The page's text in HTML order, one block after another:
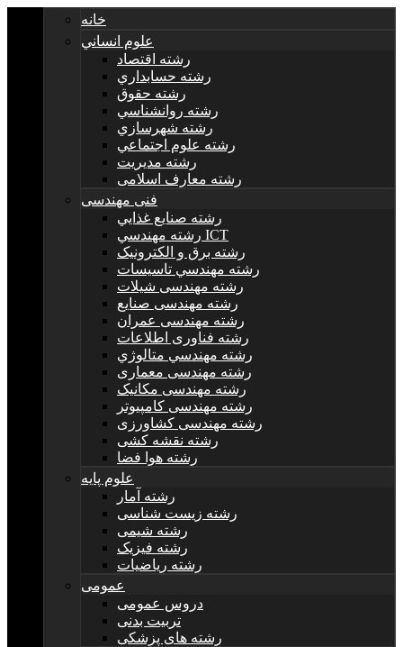
خانه
علوم انساني
رشته اقتصاد
رشته حسابداري
رشته حقوق
رشته روانشناسي
رشته شهرسازي
رشته علوم اجتماعي
رشته مديريت
رشته معارف اسلامی
فنی مهندسی
رشته صنايع غذايي
رشته مهندسي ICT
رشته برق و الکترونيک
رشته مهندسي تاسيسات
رشته مهندسی شیلات
رشته مهندسی صنایع
رشته مهندسی عمران
رشته فناوری اطلاعات
رشته مهندسي متالوژي
رشته مهندسی معماری
رشته مهندسی مکانیک
رشته مهندسی کامپیوتر
رشته مهندسی کشاورزی
رشته نقشه کشی
رشته هوا فضا
علوم پایه
رشته آمار
رشته زیست شناسی
رشته شیمی
رشته فیزیک
رشته ریاضیات
عمومی
دروس عمومی
تربیت بدنی
رشته های پزشکی